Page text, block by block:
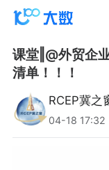
课堂‖@外贸企
清单！！！
RCEP冀之
04-18 17:32